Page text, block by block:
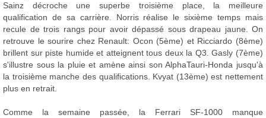
Sainz décroche une superbe troisième place, la meilleure
qualification de sa carrière. Norris réalise le sixième temps mais
recule de trois rangs pour avoir dépassé sous drapeau jaune. On
retrouve le sourire chez Renault: Ocon (5ème) et Ricciardo (8ème)
brillent sur piste humide et atteignent tous deux la Q3. Gasly (7ème)
s'illustre sous la pluie et amène ainsi son AlphaTauri-Honda jusqu'à
la troisième manche des qualifications. Kvyat (13ème) est nettement
plus en retrait.
Comme la semaine passée, la Ferrari SF-1000 manque